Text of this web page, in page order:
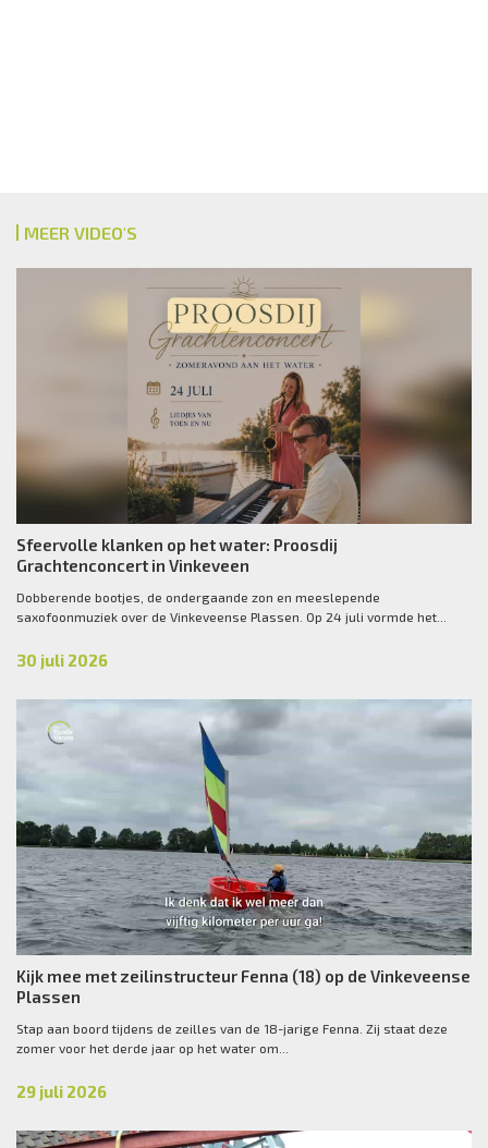
MEER VIDEO'S
Sfeervolle klanken op het water: Proosdij
Grachtenconcert in Vinkeveen
Dobberende bootjes, de ondergaande zon en meeslepende
saxofoonmuziek over de Vinkeveense Plassen. Op 24 juli vormde het...
30 juli 2026
Kijk mee met zeilinstructeur Fenna (18) op de Vinkeveense
Plassen
Stap aan boord tijdens de zeilles van de 18-jarige Fenna. Zij staat deze
zomer voor het derde jaar op het water om...
29 juli 2026